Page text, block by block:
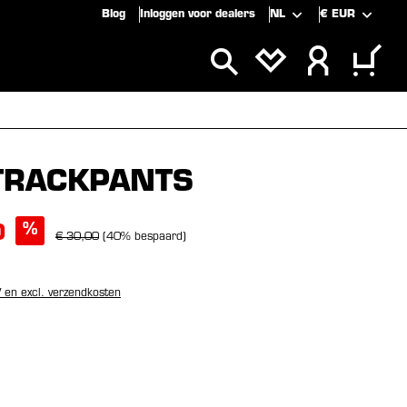
Blog Inloggen voor dealers NL € EUR
% € 30,00 (40% bespaard)
excl. verzendkosten